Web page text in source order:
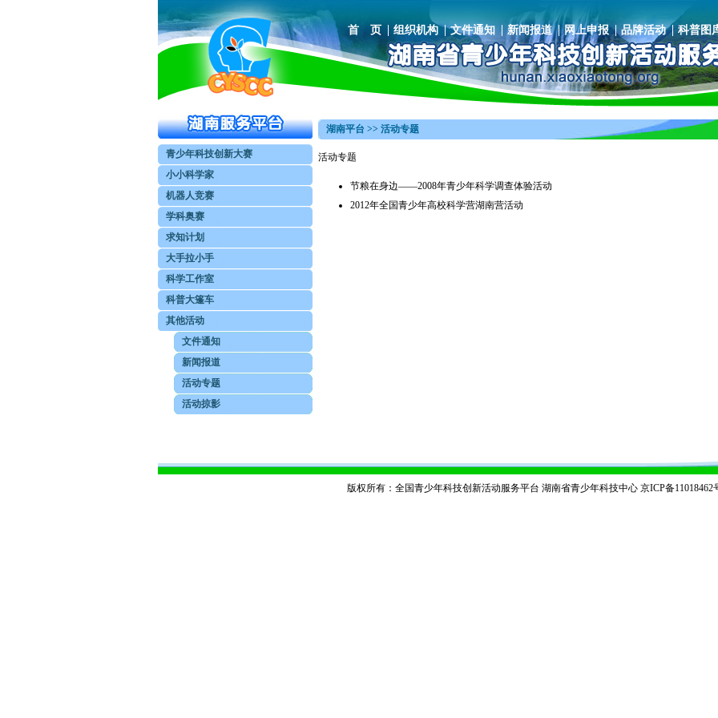
首 页 组织机构 文件通知 新闻报道 网上申报 品牌活动 科普图
青少年科技创新大赛
小小科学家
机器人竞赛
学科奥赛
求知计划
大手拉小手
科学工作室
科普大篷车
其他活动
文件通知
新闻报道
活动专题
活动掠影
湖南平台 >> 活动专题
活动专题
节粮在身边——2008年青少年科学调查体验活动
2012年全国青少年高校科学营湖南营活动
版权所有：全国青少年科技创新活动服务平台 湖南省青少年科技中心 京ICP备11018462